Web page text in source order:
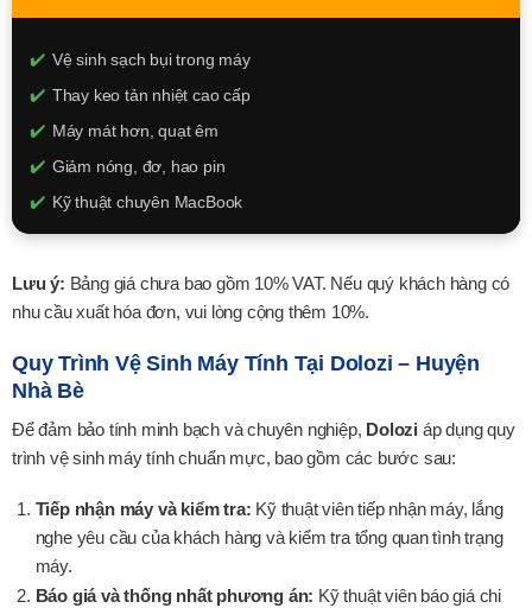
XEM CHI TIẾT
Vệ sinh sạch bụi trong máy
Thay keo tản nhiệt cao cấp
Máy mát hơn, quạt êm
Giảm nóng, đơ, hao pin
Kỹ thuật chuyên MacBook
250.000đ
XEM CHI TIẾT
Lưu ý: Bảng giá chưa bao gồm 10% VAT. Nếu quý khách hàng có
nhu cầu xuất hóa đơn, vui lòng cộng thêm 10%.
Quy Trình Vệ Sinh Máy Tính Tại Dolozi – Huyện
Nhà Bè
Để đảm bảo tính minh bạch và chuyên nghiệp, Dolozi áp dụng quy
trình vệ sinh máy tính chuẩn mực, bao gồm các bước sau:
Tiếp nhận máy và kiểm tra: Kỹ thuật viên tiếp nhận máy, lắng
nghe yêu cầu của khách hàng và kiểm tra tổng quan tình trạng
máy.
Báo giá và thống nhất phương án: Kỹ thuật viên báo giá chi